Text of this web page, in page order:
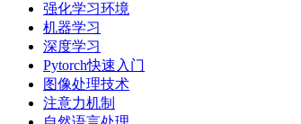
强化学习环境
机器学习
深度学习
Pytorch快速入门
图像处理技术
注意力机制